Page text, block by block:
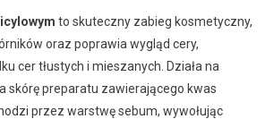
to skuteczny zabieg kosmetyczny,
oraz poprawia wygląd cery,
cer tłustych i mieszanych. Działa na
skórę preparatu zawierającego kwas
przez warstwę sebum, wywołując